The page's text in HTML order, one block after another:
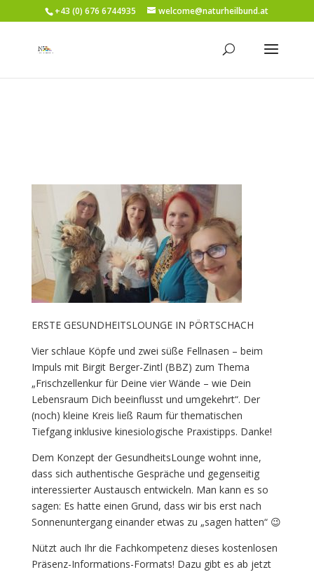
+43 (0) 676 6744935 welcome@naturheilbund.at
ERSTE GESUNDHEITSLOUNGE IN PÖRTSCHACH
Vier schlaue Köpfe und zwei süße Fellnasen – beim
Impuls mit Birgit Berger-Zintl (BBZ) zum Thema
„Frischzellenkur für Deine vier Wände – wie Dein
Lebensraum Dich beeinflusst und umgekehrt“. Der
(noch) kleine Kreis ließ Raum für thematischen
Tiefgang inklusive kinesiologische Praxistipps. Danke!
Dem Konzept der GesundheitsLounge wohnt inne,
dass sich authentische Gespräche und gegenseitig
interessierter Austausch entwickeln. Man kann es so
sagen: Es hatte einen Grund, dass wir bis erst nach
Sonnenuntergang einander etwas zu „sagen hatten“ 😉
Nützt auch Ihr die Fachkompetenz dieses kostenlosen
Präsenz-Informations-Formats! Dazu gibt es ab jetzt